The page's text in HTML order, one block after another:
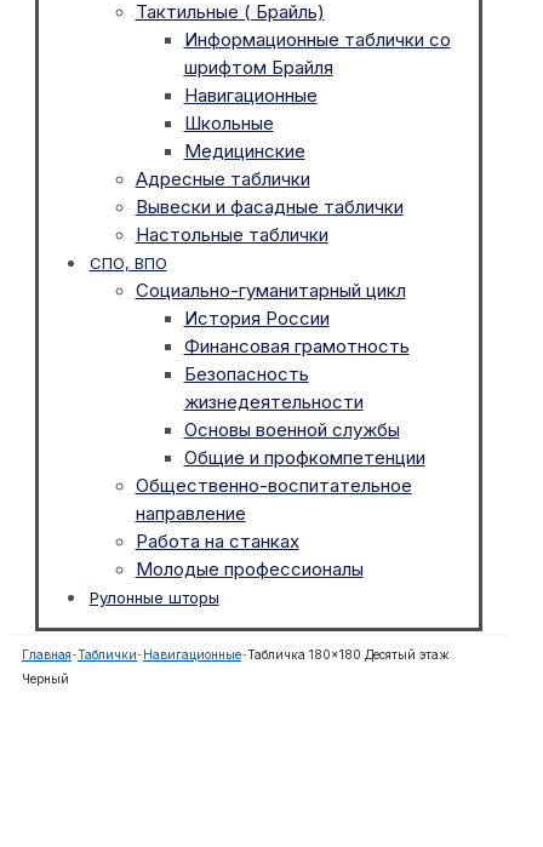
Тактильные ( Брайль)
Информационные таблички со
шрифтом Брайля
Навигационные
Школьные
Медицинские
Адресные таблички
Вывески и фасадные таблички
Настольные таблички
СПО, ВПО
Социально-гуманитарный цикл
История России
Финансовая грамотность
Безопасность
жизнедеятельности
Основы военной службы
Общие и профкомпетенции
Общественно-воспитательное
направление
Работа на станках
Молодые профессионалы
Рулонные шторы
Главная-Таблички- Навигационные-Табличка 180×180 Десятый этаж
Черный